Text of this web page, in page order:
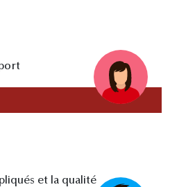
et la qualité